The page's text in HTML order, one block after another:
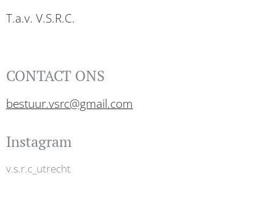
T.a.v. V.S.R.C.
CONTACT ONS
bestuur.vsrc@gmail.com
Instagram
v.s.r.c_utrecht